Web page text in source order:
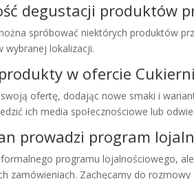
degustacji produktów
spróbować niektórych produktów
wybranej lokalizacji.
w ofercie
ofertę, dodając nowe smaki i
ich media społecznościowe lub
prowadzi program
programu lojalnościowego,
zamówieniach. Zachęcamy do